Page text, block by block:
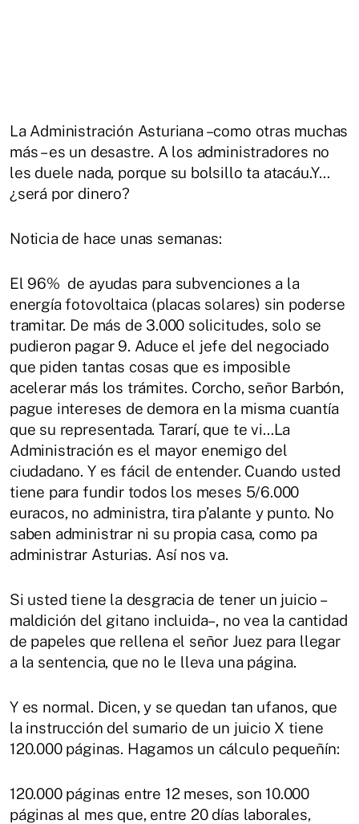
La Administración Asturiana –como otras muchas
más – es un desastre. A los administradores no
les duele nada, porque su bolsillo ta atacáu.Y…
¿será por dinero?
Noticia de hace unas semanas:
El 96% de ayudas para subvenciones a la
energía fotovoltaica (placas solares) sin poderse
tramitar. De más de 3.000 solicitudes, solo se
pudieron pagar 9. Aduce el jefe del negociado
que piden tantas cosas que es imposible
acelerar más los trámites. Corcho, señor Barbón,
pague intereses de demora en la misma cuantía
que su representada. Tararí, que te vi…La
Administración es el mayor enemigo del
ciudadano. Y es fácil de entender. Cuando usted
tiene para fundir todos los meses 5/6.000
euracos, no administra, tira p’alante y punto. No
saben administrar ni su propia casa, como pa
administrar Asturias. Así nos va.
Si usted tiene la desgracia de tener un juicio –
maldición del gitano incluida–, no vea la cantidad
de papeles que rellena el señor Juez para llegar
a la sentencia, que no le lleva una página.
Y es normal. Dicen, y se quedan tan ufanos, que
la instrucción del sumario de un juicio X tiene
120.000 páginas. Hagamos un cálculo pequeñín:
120.000 páginas entre 12 meses, son 10.000
páginas al mes que, entre 20 días laborales,